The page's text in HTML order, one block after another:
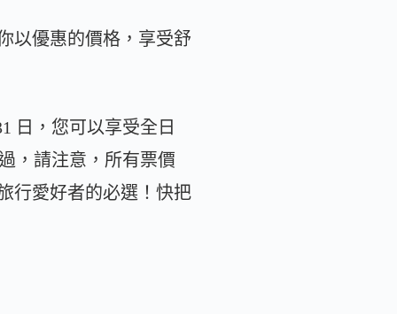
以優惠的價格，享受舒
日，您可以享受全日
，請注意，所有票價
行愛好者的必選！快把